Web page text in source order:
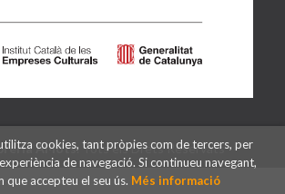
Al·lots. Tots els Drets Reservats
cookies, tant pròpies com de tercers, per
de navegació. Si continueu navegant,
que accepteu el seu ús. Més informació